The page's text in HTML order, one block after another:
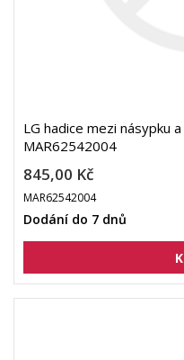
LG hadice mezi násypku
MAR62542004
845,00 Kč
MAR62542004
Dodání do 7 dnů